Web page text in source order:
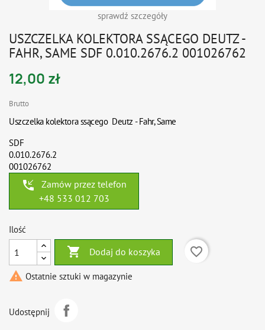
sprawdź szczegóły
USZCZELKA KOLEKTORA SSĄCEGO DEUTZ -
FAHR, SAME SDF 0.010.2676.2 001026762
12,00 zł
Brutto
Uszczelka kolektora ssącego Deutz - Fahr, Same
SDF
0.010.2676.2
001026762
phone_callback
Zamów przez telefon
+48 533 012 703
Ilość
 Dodaj do koszyka
favorite_border
 Ostatnie sztuki w magazynie
Udostępnij